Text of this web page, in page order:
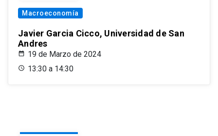
Macroeconomía
Javier Garcia Cicco, Universidad de San
Andres
19 de Marzo de 2024
13:30 a 14:30